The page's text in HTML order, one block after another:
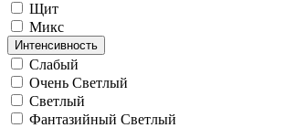
Щит
Микс
Интенсивность
Слабый
Очень Светлый
Светлый
Фантазийный Светлый